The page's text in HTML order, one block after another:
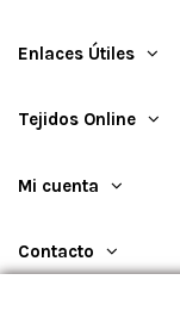
Enlaces Útiles
Tejidos Online
Mi cuenta
Contacto